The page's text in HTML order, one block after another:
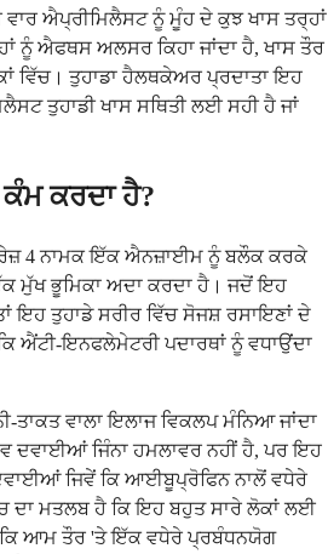
ਐਪ੍ਰੀਮਿਲੈਸਟ ਨੂੰ ਮੂੰਹ ਦੇ ਕੁਝ ਖਾਸ ਤਰ੍ਹਾਂ
ਨੂੰ ਐਫਥਸ ਅਲਸਰ ਕਿਹਾ ਜਾਂਦਾ ਹੈ, ਖਾਸ ਤੌਰ
ਵਿੱਚ। ਤੁਹਾਡਾ ਹੈਲਥਕੇਅਰ ਪ੍ਰਦਾਤਾ ਇਹ
ਤੁਹਾਡੀ ਖਾਸ ਸਥਿਤੀ ਲਈ ਸਹੀ ਹੈ ਜਾਂ
ਕਰਦਾ ਹੈ?
4 ਨਾਮਕ ਇੱਕ ਐਨਜ਼ਾਈਮ ਨੂੰ ਬਲੌਕ ਕਰਕੇ
ਮੁੱਖ ਭੂਮਿਕਾ ਅਦਾ ਕਰਦਾ ਹੈ। ਜਦੋਂ ਇਹ
ਇਹ ਤੁਹਾਡੇ ਸਰੀਰ ਵਿੱਚ ਸੋਜਸ਼ ਰਸਾਇਣਾਂ ਦੇ
ਐਂਟੀ-ਇਨਫਲੇਮੇਟਰੀ ਪਦਾਰਥਾਂ ਨੂੰ ਵਧਾਉਂਦਾ
ਵਾਲਾ ਇਲਾਜ ਵਿਕਲਪ ਮੰਨਿਆ ਜਾਂਦਾ
ਦਵਾਈਆਂ ਜਿੰਨਾ ਹਮਲਾਵਰ ਨਹੀਂ ਹੈ, ਪਰ ਇਹ
ਜਿਵੇਂ ਕਿ ਆਈਬੂਪ੍ਰੋਫਿਨ ਨਾਲੋਂ ਵਧੇਰੇ
ਦਾ ਮਤਲਬ ਹੈ ਕਿ ਇਹ ਬਹੁਤ ਸਾਰੇ ਲੋਕਾਂ ਲਈ
ਕਿ ਆਮ ਤੌਰ 'ਤੇ ਇੱਕ ਵਧੇਰੇ ਪ੍ਰਬੰਧਨਯੋਗ